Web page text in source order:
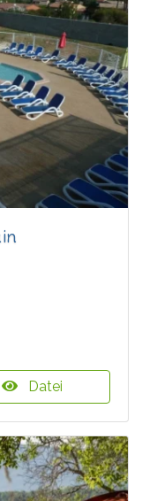
Datei